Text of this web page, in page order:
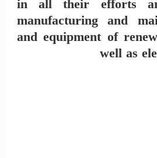
manufacturing and
and equipment of
well as